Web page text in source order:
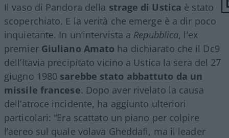
Il vaso di Pandora della strage di Ustica è stato
scoperchiato. E la verità che emerge è a dir poco
inquietante. In un’intervista a Repubblica, l’ex
premier Giuliano Amato ha dichiarato che il Dc9
dell’Itavia precipitato vicino a Ustica la sera del 27
giugno 1980 sarebbe stato abbattuto da un
missile francese. Dopo aver rivelato la causa
dell’atroce incidente, ha aggiunto ulteriori
particolari: “Era scattato un piano per colpire
l’aereo sul quale volava Gheddafi, ma il leader